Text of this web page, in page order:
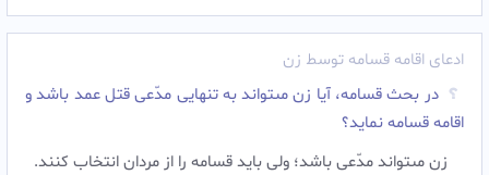
ادعای اقامه قسامه توسط زن
در بحث قسامه، آيا زن مى‏تواند به تنهايى مدّعى قتل عمد باشد و
اقامه قسامه نمايد؟
زن مى‏تواند مدّعى باشد؛ ولى بايد قسامه را از مردان انتخاب كنند.‌